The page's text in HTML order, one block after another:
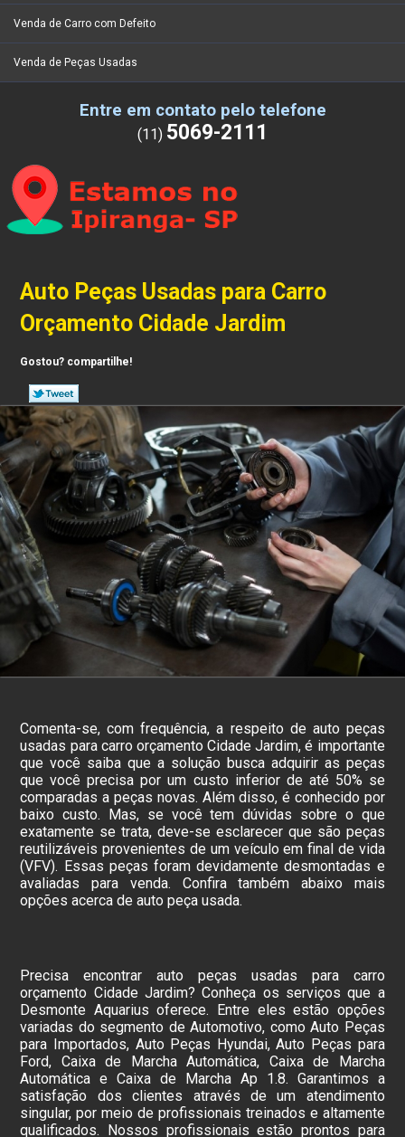
Venda de Carro com Defeito
Venda de Peças Usadas
Entre em contato pelo telefone
(11) 5069-2111
Auto Peças Usadas para Carro
Orçamento Cidade Jardim
Gostou? compartilhe!
Comenta-se, com frequência, a respeito de auto peças
usadas para carro orçamento Cidade Jardim, é importante
que você saiba que a solução busca adquirir as peças
que você precisa por um custo inferior de até 50% se
comparadas a peças novas. Além disso, é conhecido por
baixo custo. Mas, se você tem dúvidas sobre o que
exatamente se trata, deve-se esclarecer que são peças
reutilizáveis provenientes de um veículo em final de vida
(VFV). Essas peças foram devidamente desmontadas e
avaliadas para venda. Confira também abaixo mais
opções acerca de auto peça usada.
Precisa encontrar auto peças usadas para carro
orçamento Cidade Jardim? Conheça os serviços que a
Desmonte Aquarius oferece. Entre eles estão opções
variadas do segmento de Automotivo, como Auto Peças
para Importados, Auto Peças Hyundai, Auto Peças para
Ford, Caixa de Marcha Automática, Caixa de Marcha
Automática e Caixa de Marcha Ap 1.8. Garantimos a
satisfação dos clientes através de um atendimento
singular, por meio de profissionais treinados e altamente
qualificados. Nossos profissionais estão prontos para